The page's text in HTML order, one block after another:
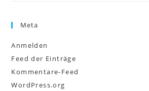
Meta
Anmelden
Feed der Einträge
Kommentare-Feed
WordPress.org